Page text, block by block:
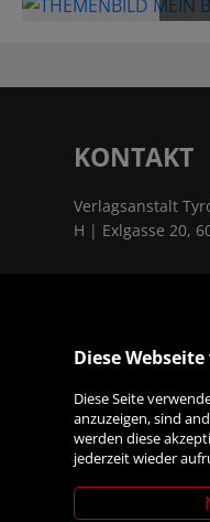
KONTAKT
Verlagsanstalt
H | Exlgasse 20,
ALLES
FÜRS
Diese
Diese Seite
anzuzeigen, sind
werden diese
jederzeit wieder